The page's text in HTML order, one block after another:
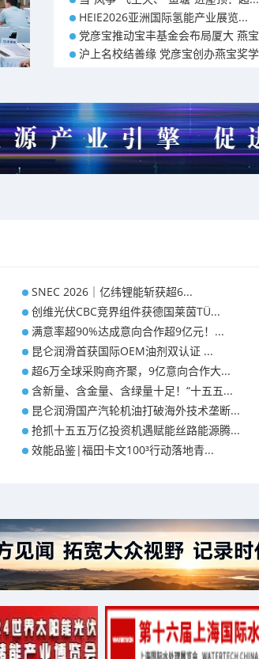
HEIE2026亚洲国际氢能产业展览...
党彦宝推动宝丰基金会布局厦大 燕
沪上名校结善缘 党彦宝创办燕宝奖
SNEC 2026｜亿纬锂能斩获超6...
创维光伏CBC竞界组件获德国莱茵TÜ...
满意率超90%达成意向合作超9亿元！...
​昆仑润滑首获国际OEM油剂双认证 ...
超6万全球采购商齐聚，9亿意向合作大...
含新量、含金量、含绿量十足！“十五五...
昆仑润滑国产汽轮机油打破海外技术垄断...
抢抓十五五万亿投资机遇赋能丝路能源腾...
效能品鉴|福田卡文100³行动落地青...